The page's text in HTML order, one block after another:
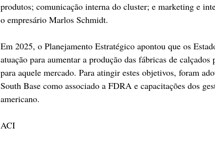
produtos; comunicação interna do cluster; e marketing e
o empresário Marlos Schmidt.
Em 2025, o Planejamento Estratégico apontou que os
atuação para aumentar a produção das fábricas de
para aquele mercado. Para atingir estes objetivos, foram
South Base como associado a FDRA e capacitações dos
americano.
ACI